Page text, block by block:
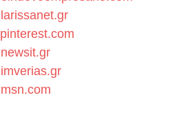
larissanet.gr
pinterest.com
newsit.gr
imverias.gr
msn.com